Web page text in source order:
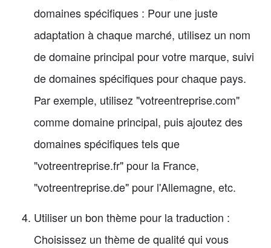
domaines spécifiques : Pour une juste
adaptation à chaque marché, utilisez un nom
de domaine principal pour votre marque, suivi
de domaines spécifiques pour chaque pays.
Par exemple, utilisez "votreentreprise.com"
comme domaine principal, puis ajoutez des
domaines spécifiques tels que
"votreentreprise.fr" pour la France,
"votreentreprise.de" pour l'Allemagne, etc.
Utiliser un bon thème pour la traduction :
Choisissez un thème de qualité qui vous